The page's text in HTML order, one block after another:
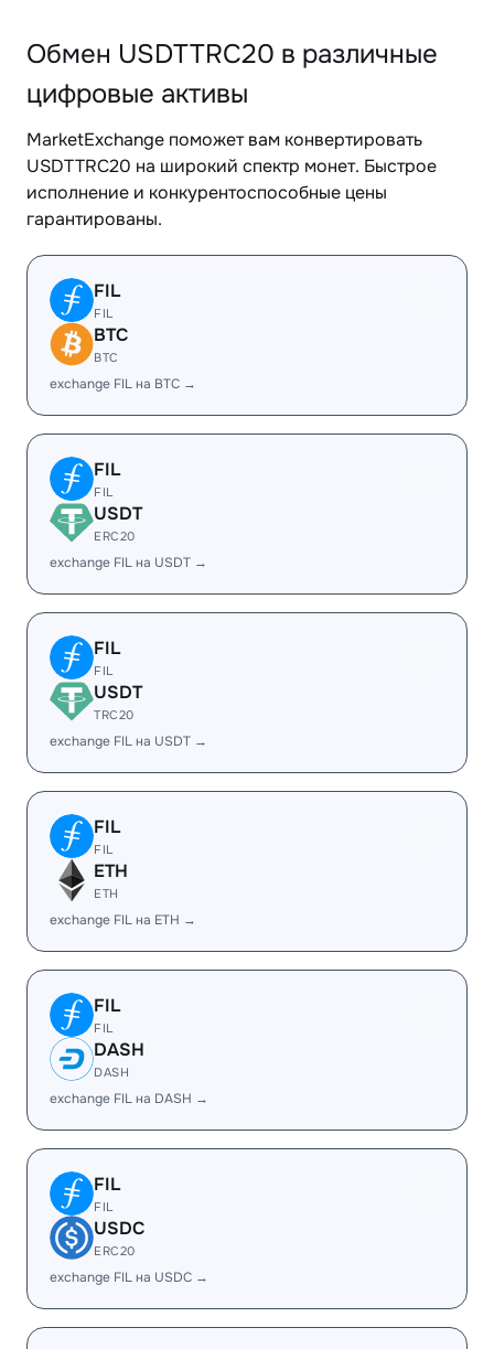
Обмен USDTTRC20 в различные
цифровые активы
MarketExchange поможет вам конвертировать
USDTTRC20 на широкий спектр монет. Быстрое
исполнение и конкурентоспособные цены
гарантированы.
FIL
FIL
BTC
BTC
exchange FIL на BTC →
FIL
FIL
USDT
ERC20
exchange FIL на USDT →
FIL
FIL
USDT
TRC20
exchange FIL на USDT →
FIL
FIL
ETH
ETH
exchange FIL на ETH →
FIL
FIL
DASH
DASH
exchange FIL на DASH →
FIL
FIL
USDC
ERC20
exchange FIL на USDC →